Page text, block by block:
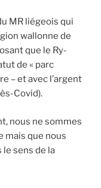
MR liégeois qui
wallonne de
que le Ry-
de « parc
– et avec l’argent
Covid).
nous ne sommes
mais que nous
le sens de la